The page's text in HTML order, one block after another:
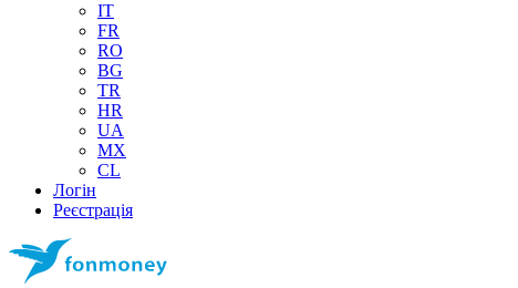
IT
FR
RO
BG
TR
HR
UA
MX
CL
Логін
Реєстрація